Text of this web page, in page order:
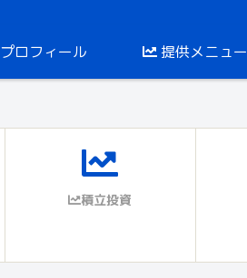
プロフィール 提供メニュー
積立投資